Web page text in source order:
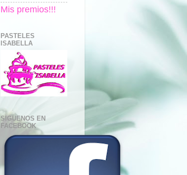
Mis premios!!!
PASTELES
ISABELLA
SIGUENOS EN
FACEBOOK